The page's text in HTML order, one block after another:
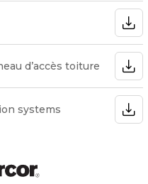
d’accès toiture
systems